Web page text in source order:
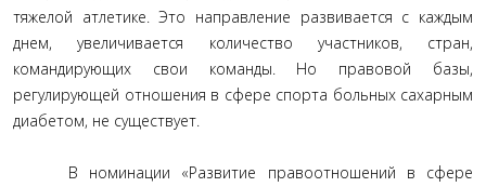
тяжелой атлетике. Это направление развивается с каждым
днем, увеличивается количество участников, стран,
командирующих свои команды. Но правовой базы,
регулирующей отношения в сфере спорта больных сахарным
диабетом, не существует.
В номинации «Развитие правоотношений в сфере